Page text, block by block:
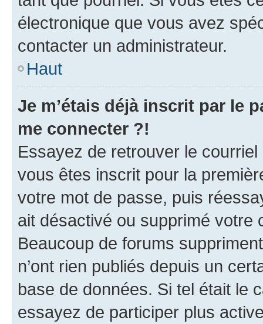
électronique que vous avez
contacter un administrateur.
Haut
Je m’étais déjà inscrit par le
me connecter ?!
Essayez de retrouver le
vous êtes inscrit pour la
votre mot de passe, puis
ait désactivé ou supprimé votre
Beaucoup de forums
n’ont rien publiés depuis un
base de données. Si tel était le
essayez de participer plus